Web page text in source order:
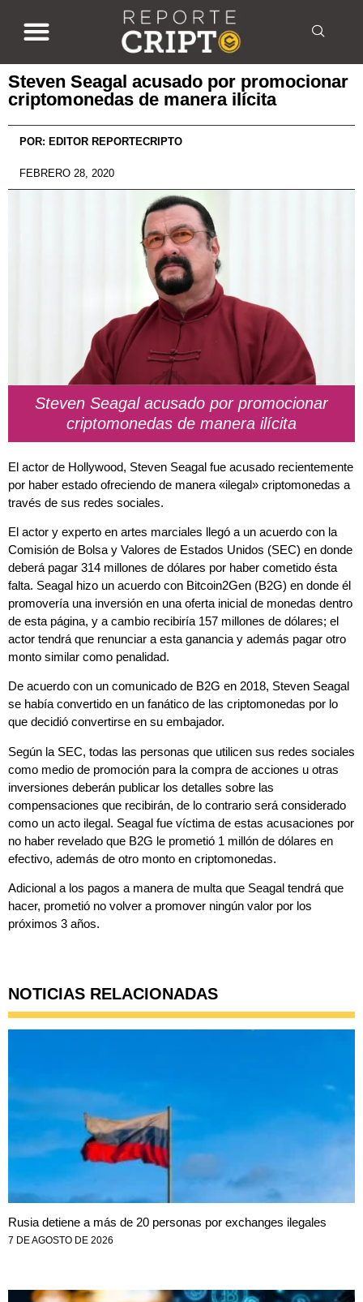
Steven Seagal acusado por promocionar
criptomonedas de manera ilícita
POR: EDITOR REPORTECRIPTO
FEBRERO 28, 2020
Steven Seagal acusado por promocionar
criptomonedas de manera ilícita
El actor de Hollywood, Steven Seagal fue acusado recientemente
por haber estado ofreciendo de manera «ilegal» criptomonedas a
través de sus redes sociales.
El actor y experto en artes marciales llegó a un acuerdo con la
Comisión de Bolsa y Valores de Estados Unidos (SEC) en donde
deberá pagar 314 millones de dólares por haber cometido ésta
falta. Seagal hizo un acuerdo con Bitcoin2Gen (B2G) en donde él
promovería una inversión en una oferta inicial de monedas dentro
de esta página, y a cambio recibiría 157 millones de dólares; el
actor tendrá que renunciar a esta ganancia y además pagar otro
monto similar como penalidad.
De acuerdo con un comunicado de B2G en 2018, Steven Seagal
se había convertido en un fanático de las criptomonedas por lo
que decidió convertirse en su embajador.
Según la SEC, todas las personas que utilicen sus redes sociales
como medio de promoción para la compra de acciones u otras
inversiones deberán publicar los detalles sobre las
compensaciones que recibirán, de lo contrario será considerado
como un acto ilegal. Seagal fue víctima de estas acusaciones por
no haber revelado que B2G le prometió 1 millón de dólares en
efectivo, además de otro monto en criptomonedas.
Adicional a los pagos a manera de multa que Seagal tendrá que
hacer, prometió no volver a promover ningún valor por los
próximos 3 años.
NOTICIAS RELACIONADAS
Rusia detiene a más de 20 personas por exchanges ilegales
7 DE AGOSTO DE 2026